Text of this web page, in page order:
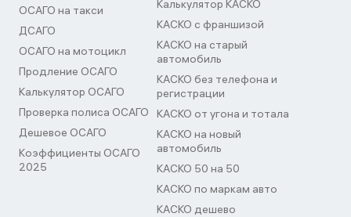
ОСАГО на такси
ДСАГО
ОСАГО на мотоцикл
Продление ОСАГО
Калькулятор ОСАГО
Проверка полиса ОСАГО
Дешевое ОСАГО
Коэффициенты ОСАГО
2025
Калькулятор КАСКО
КАСКО с франшизой
КАСКО на старый
автомобиль
КАСКО без телефона и
регистрации
КАСКО от угона и тотала
КАСКО на новый
автомобиль
КАСКО 50 на 50
КАСКО по маркам авто
КАСКО дешево